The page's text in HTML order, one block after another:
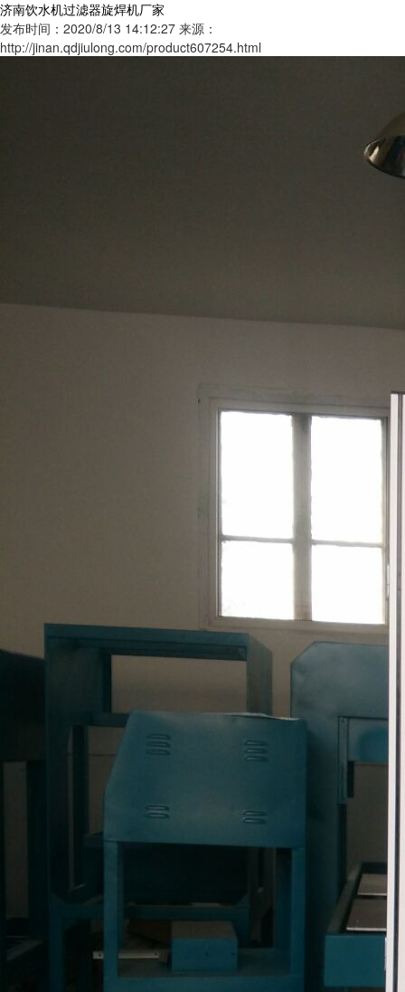
济南饮水机过滤器旋焊机厂家
发布时间：2020/8/13 14:12:27 来源：
http://jinan.qdjiulong.com/product607254.html